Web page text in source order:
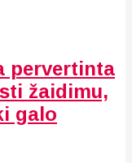
pervertinta
žaidimu,
galo